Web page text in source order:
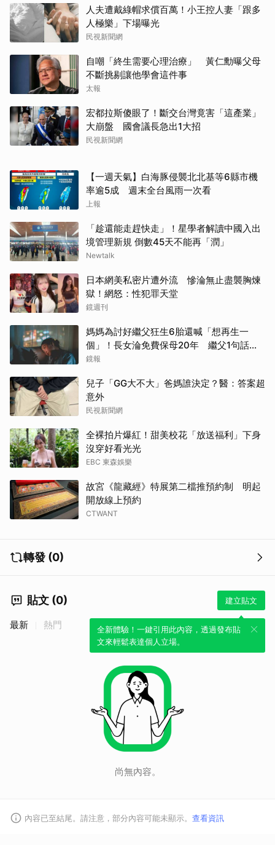
人夫遭戴綠帽求償百萬！小王控人妻「跟多
人極樂」下場曝光
民視新聞網
自嘲「終生需要心理治療」 黃仁勳曝父母
不斷挑剔讓他學會這件事
太報
宏都拉斯傻眼了！斷交台灣竟害「這產業」
大崩盤 國會議長急出1大招
民視新聞網
【一週天氣】白海豚侵襲北北基等6縣市機
率逾5成 週末全台風雨一次看
上報
「趁還能走趕快走」！星學者解讀中國入出
境管理新規 倒數45天不能再「潤」
Newtalk
日本網美私密片遭外流 慘淪無止盡襲胸煉
獄！網怒：性犯罪天堂
鏡週刊
媽媽為討好繼父狂生6胎還喊「想再生一
個」！長女淪免費保母20年 繼父1句話嚇
到逃家
鏡報
兒子「GG大不大」爸媽誰決定？醫：答案超
意外
民視新聞網
全裸拍片爆紅！甜美校花「放送福利」下身
沒穿好看光光
EBC 東森娛樂
故宮《龍藏經》特展第二檔推預約制 明起
開放線上預約
CTWANT
轉發 (0)
貼文 (0) 建立貼文
全新體驗！一鍵引用此內容，透過發布貼
文來輕鬆表達個人立場。
最新 熱門
尚無內容。
內容已至結尾。請注意，部分內容可能未顯示。 查看資訊